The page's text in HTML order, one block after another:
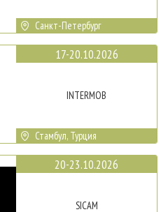
Санкт-Петербург
17-20.10.2026
INTERMOB
Стамбул, Турция
20-23.10.2026
SICAM